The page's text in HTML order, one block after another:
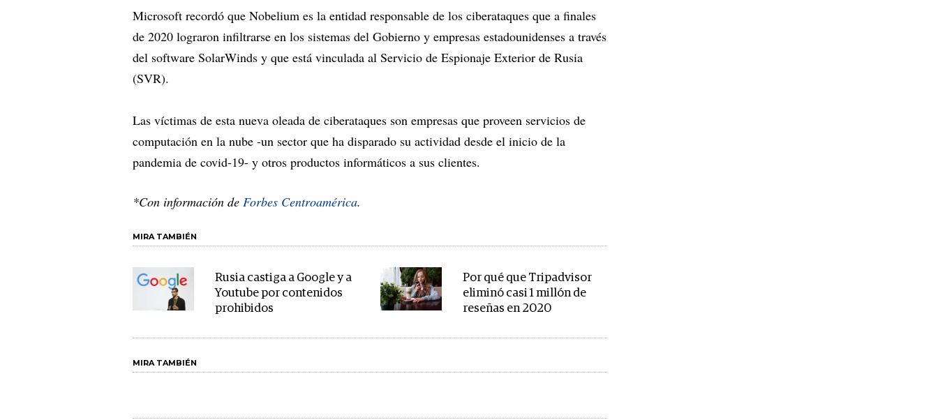
Microsoft recordó que Nobelium es la entidad responsable de los ciberataques que a finales
de 2020 lograron infiltrarse en los sistemas del Gobierno y empresas estadounidenses a través
del software SolarWinds y que está vinculada al Servicio de Espionaje Exterior de Rusia
(SVR).
Las víctimas de esta nueva oleada de ciberataques son empresas que proveen servicios de
computación en la nube -un sector que ha disparado su actividad desde el inicio de la
pandemia de covid-19- y otros productos informáticos a sus clientes.
*Con información de Forbes Centroamérica.
MIRA TAMBIÉN
Rusia castiga a Google y a
Youtube por contenidos
prohibidos
Por qué que Tripadvisor
eliminó casi 1 millón de
reseñas en 2020
MIRA TAMBIÉN